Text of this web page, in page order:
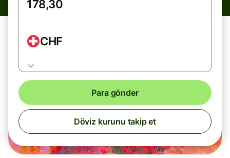
CHF
Para gönder
Döviz kurunu takip et